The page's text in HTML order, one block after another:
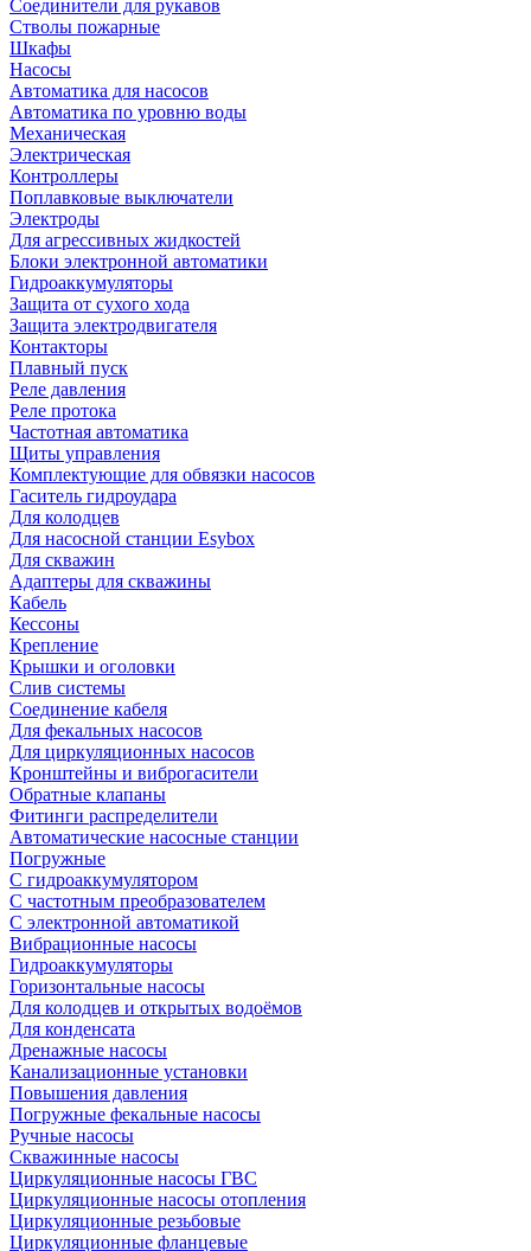
Соединители для рукавов
Стволы пожарные
Шкафы
Насосы
Автоматика для насосов
Автоматика по уровню воды
Механическая
Электрическая
Контроллеры
Поплавковые выключатели
Электроды
Для агрессивных жидкостей
Блоки электронной автоматики
Гидроаккумуляторы
Защита от сухого хода
Защита электродвигателя
Контакторы
Плавный пуск
Реле давления
Реле протока
Частотная автоматика
Щиты управления
Комплектующие для обвязки насосов
Гаситель гидроудара
Для колодцев
Для насосной станции Esybox
Для скважин
Адаптеры для скважины
Кабель
Кессоны
Крепление
Крышки и оголовки
Слив системы
Соединение кабеля
Для фекальных насосов
Для циркуляционных насосов
Кронштейны и виброгасители
Обратные клапаны
Фитинги распределители
Автоматические насосные станции
Погружные
С гидроаккумулятором
С частотным преобразователем
С электронной автоматикой
Вибрационные насосы
Гидроаккумуляторы
Горизонтальные насосы
Для колодцев и открытых водоёмов
Для конденсата
Дренажные насосы
Канализационные установки
Повышения давления
Погружные фекальные насосы
Ручные насосы
Скважинные насосы
Циркуляционные насосы ГВС
Циркуляционные насосы отопления
Циркуляционные резьбовые
Циркуляционные фланцевые